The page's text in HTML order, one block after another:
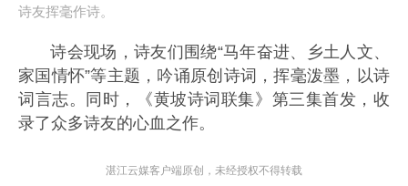
诗友挥毫作诗。
诗会现场，诗友们围绕“马年奋进、乡土人文、
家国情怀”等主题，吟诵原创诗词，挥毫泼墨，以诗
词言志。同时，《黄坡诗词联集》第三集首发，收
录了众多诗友的心血之作。
湛江云媒客户端原创，未经授权不得转载